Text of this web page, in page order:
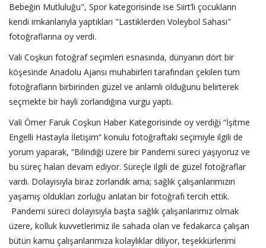
Bebeğin Mutluluğu", Spor kategorisinde ise Siirt’li çocukların
kendi imkanlarıyla yaptıkları "Lastiklerden Voleybol Sahası"
fotoğraflarına oy verdi.
Vali Coşkun fotoğraf seçimleri esnasında, dünyanın dört bir
köşesinde Anadolu Ajansı muhabirleri tarafından çekilen tüm
fotoğrafların birbirinden güzel ve anlamlı olduğunu belirterek
seçmekte bir hayli zorlandığına vurgu yaptı.
Vali Ömer Faruk Coşkun Haber Kategorisinde oy verdiği “İşitme
Engelli Hastayla İletişim” konulu fotoğraftaki seçimiyle ilgili de
yorum yaparak, “Bilindiği üzere bir Pandemi süreci yaşıyoruz ve
bu süreç halan devam ediyor. Süreçle ilgili de güzel fotoğraflar
vardı. Dolayısıyla biraz zorlandık ama; sağlık çalışanlarımızın
yaşamış oldukları zorluğu anlatan bir fotoğrafı tercih ettik.
Pandemi süreci dolayısıyla başta sağlık çalışanlarımız olmak
üzere, kolluk kuvvetlerimiz ile sahada olan ve fedakarca çalışan
bütün kamu çalışanlarımıza kolaylıklar diliyor, teşekkürlerimi